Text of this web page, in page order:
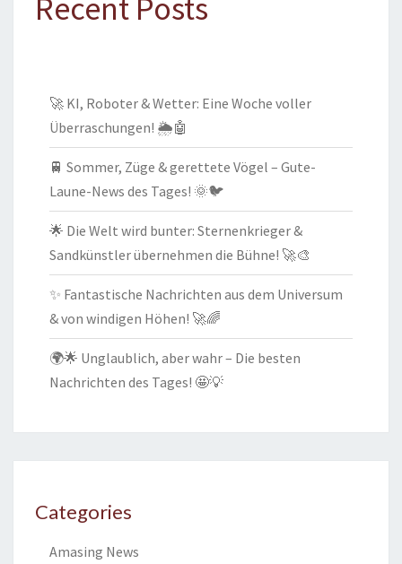
Recent Posts
🚀 KI, Roboter & Wetter: Eine Woche voller
Überraschungen! 🌦️🤖
🚆 Sommer, Züge & gerettete Vögel – Gute-
Laune-News des Tages! 🌞🐦
🌟 Die Welt wird bunter: Sternenkrieger &
Sandkünstler übernehmen die Bühne! 🚀🎨
✨ Fantastische Nachrichten aus dem Universum
& von windigen Höhen! 🚀🌈
🌍🌟 Unglaublich, aber wahr – Die besten
Nachrichten des Tages! 🤩💡
Categories
Amasing News